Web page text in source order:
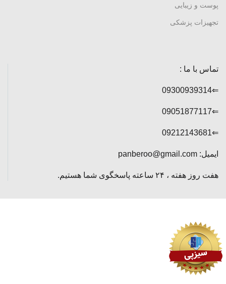
پوست و زیبایی
تجهیزات پزشکی
تماس با ما :
⇐09300939314
⇐09051877117
⇐09212143681
ایمیل: panberoo@gmail.com
هفت روز هفته ، ۲۴ ساعته پاسخگوی شما هستیم.